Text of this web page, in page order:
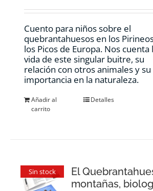
Cuento para niños sobre el
quebrantahuesos en los
los Picos de Europa. Nos cuenta
vida de este singular buitre, su
relación con otros animales y su
importancia en la naturaleza.
Añadir al
carrito
Detalles
Sin stock
El
montañas,